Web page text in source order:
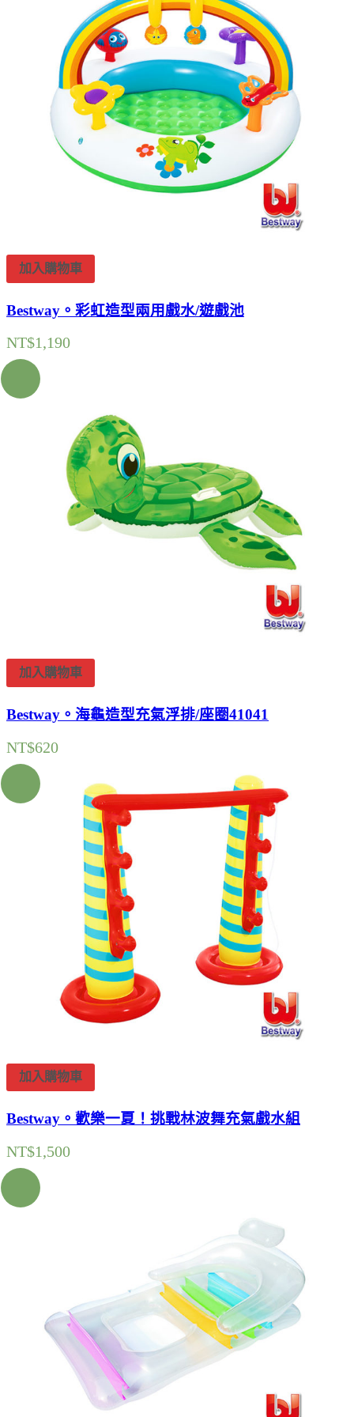
加入購物車
Bestway。彩虹造型兩用戲水/遊戲池
NT$1,190
加入購物車
Bestway。海龜造型充氣浮排/座圈41041
NT$620
加入購物車
Bestway。歡樂一夏！挑戰林波舞充氣戲水組
NT$1,500